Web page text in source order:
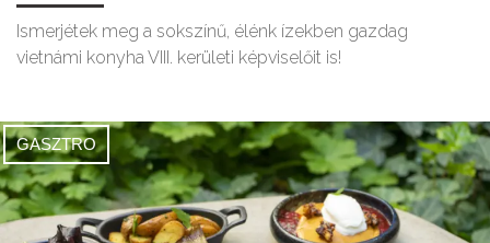
Ismerjétek meg a sokszínű, élénk ízekben gazdag
vietnámi konyha VIII. kerületi képviselőit is!
GASZTRO